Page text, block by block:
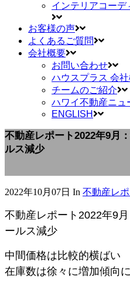
インテリアコーデ
お客様の声
よくあるご質問
会社概要
お問い合わせ
ハウスプラス 会
チームのご紹介
ハワイ不動産ニュ
ENGLISH
不動産レポート2022年9月
ルス減少
2022年10月07日 In 不動産レポ
不動産レポート2022年9
ールス減少
中間価格は比較的横ばい
在庫数は徐々に増加傾向に